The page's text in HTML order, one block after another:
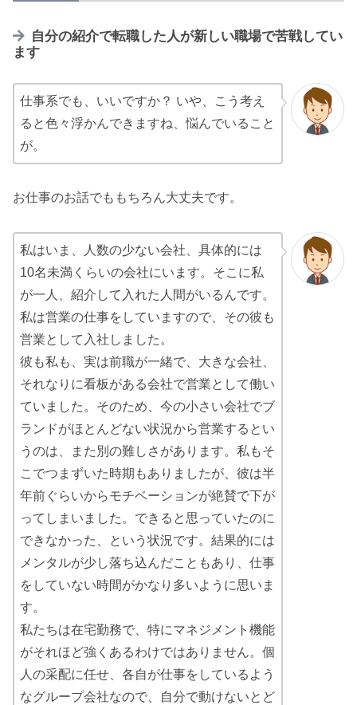
自分の紹介で転職した人が新しい職場で苦戦してい
ます
仕事系でも、いいですか？ いや、こう考え
ると色々浮かんできますね、悩んでいること
が。
お仕事のお話でももちろん大丈夫です。
私はいま、人数の少ない会社、具体的には
10名未満くらいの会社にいます。そこに私
が一人、紹介して入れた人間がいるんです。
私は営業の仕事をしていますので、その彼も
営業として入社しました。
彼も私も、実は前職が一緒で、大きな会社、
それなりに看板がある会社で営業として働い
ていました。そのため、今の小さい会社でブ
ランドがほとんどない状況から営業するとい
うのは、また別の難しさがあります。私もそ
こでつまずいた時期もありましたが、彼は半
年前ぐらいからモチベーションが絶賛で下が
ってしまいました。できると思っていたのに
できなかった、という状況です。結果的には
メンタルが少し落ち込んだこともあり、仕事
をしていない時間がかなり多いように思いま
す。
私たちは在宅勤務で、特にマネジメント機能
がそれほど強くあるわけではありません。個
人の采配に任せ、各自が仕事をしているよう
なグループ会社なので、自分で動けないとど